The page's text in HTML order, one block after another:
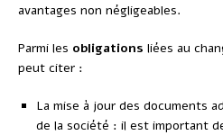
avantages non négligeables.
Parmi les obligations liées au
peut citer :
La mise à jour des documents
de la société : il est important